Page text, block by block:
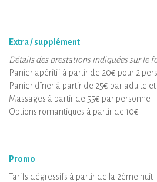
Extra / supplément
Détails des prestations indiquées sur le
Panier apéritif à partir de 20€ pour 2
Panier dîner à partir de 25€ par adulte
Massages à partir de 55€ par personne
Options romantiques à partir de 10€
Promo
Tarifs dégressifs à partir de la 2ème nuit